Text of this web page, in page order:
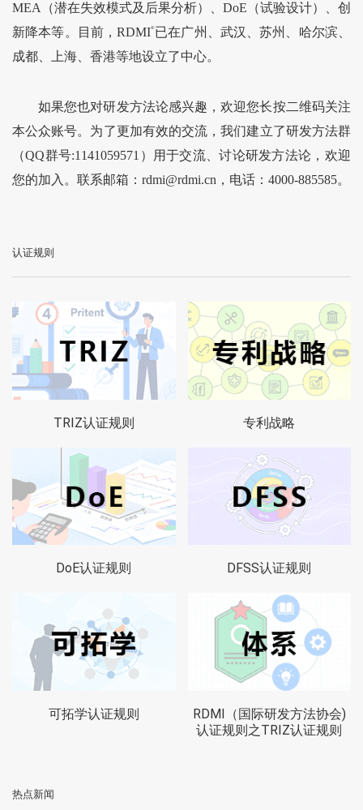
MEA（潜在失效模式及后果分析）、DoE（试验设计）、创
新降本等。目前，RDMI®已在广州、武汉、苏州、哈尔滨、
成都、上海、香港等地设立了中心。
如果您也对研发方法论感兴趣，欢迎您长按二维码关注
本公众账号。为了更加有效的交流，我们建立了研发方法群
（QQ群号:1141059571）用于交流、讨论研发方法论，欢迎
您的加入。联系邮箱：rdmi@rdmi.cn，电话：4000-885585。
认证规则
TRIZ认证规则 专利战略
DoE认证规则 DFSS认证规则
可拓学认证规则
RDMI（国际研发方法协会)
认证规则之TRIZ认证规则
热点新闻